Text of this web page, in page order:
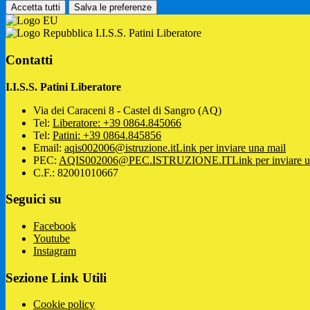
Accetta tutti Salva le preferenze
I.I.S.S. Patini Liberatore
Contatti
I.I.S.S. Patini Liberatore
Via dei Caraceni 8 - Castel di Sangro (AQ)
Tel: Liberatore: +39 0864.845066
Tel: Patini: +39 0864.845856
Email: aqis002006@istruzione.itLink per inviare una mail
PEC: AQIS002006@PEC.ISTRUZIONE.ITLink per inviare
C.F.: 82001010667
Seguici su
Facebook
Youtube
Instagram
Sezione Link Utili
Cookie policy